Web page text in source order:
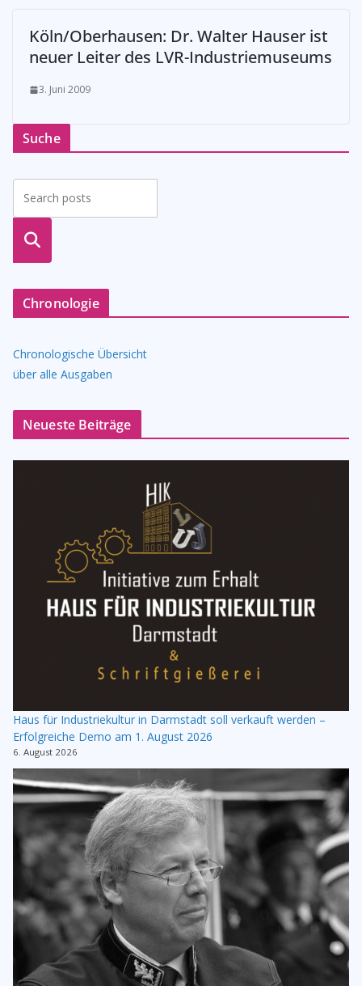
Köln/Oberhausen: Dr. Walter Hauser ist
neuer Leiter des LVR-Industriemuseums
3. Juni 2009
Suche
suche
Chronologie
Chronologische Übersicht
über alle Ausgaben
Neueste Beiträge
Haus für Industriekultur in Darmstadt soll verkauft werden –
Erfolgreiche Demo am 1. August 2026
6. August 2026